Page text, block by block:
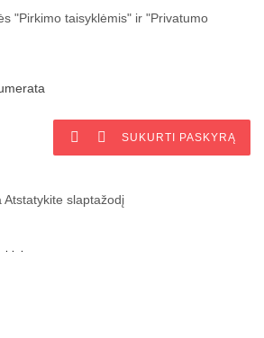
"Pirkimo taisyklėmis" ir "Privatumo
  SUKURTI PASKYRĄ
Atstatykite slaptažodį